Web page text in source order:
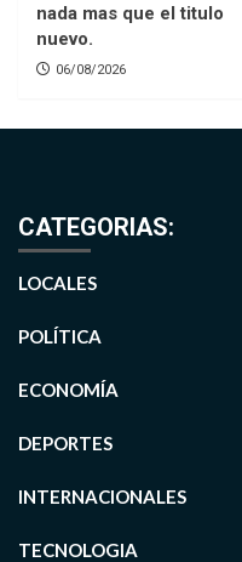
nada mas que el titulo
nuevo.
06/08/2026
CATEGORIAS:
LOCALES
POLÍTICA
ECONOMÍA
DEPORTES
INTERNACIONALES
TECNOLOGIA